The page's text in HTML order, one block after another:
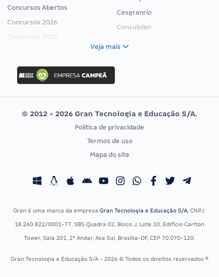
Concursos Abertos
Concursos 2026
Concursos 2025
Concurso Ibama
Concurso MPU
Editais publicados
Cesgranrio
Consulplan
Vunesp
CONCURSOS POR PROFISSÃO
Concursos Fiscais
Concursos Saúde
Residência Multiprofissional
EXAME DE ORDEM
Calendário OAB
Veja mais
© 2012 - 2026 Gran Tecnologia e Educação S/A.
Política de privacidade
Termos de uso
Mapa do site
Gran é uma marca da empresa Gran Tecnologia e Educação S/A, CNPJ:
18.260.822/0001-77, SBS Quadra 02, Bloco J, Lote 10, Edifício Carlton
Tower, Sala 201, 2º Andar, Asa Sul, Brasília-DF, CEP 70.070-120.
Gran Tecnologia e Educação S/A - 2026 © Todos os direitos reservados ®